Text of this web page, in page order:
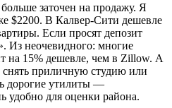
заточен на продажу. Я
$2200. В Калвер-Сити дешевле
Если просят депозит
Из неочевидного: многие
на 15% дешевле, чем в Zillow. А
снять приличную студию или
дорогие утилиты —
удобно для оценки района.